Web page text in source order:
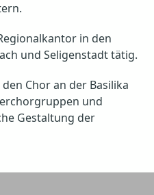
in den
und Seligenstadt tätig.
Chor an der Basilika
und
Gestaltung der